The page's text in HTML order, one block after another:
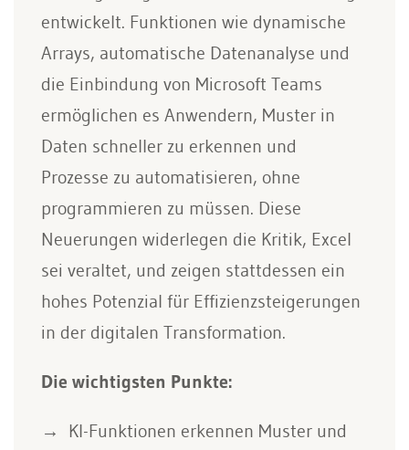
entwickelt. Funktionen wie dynamische
Arrays, automatische Datenanalyse und
die Einbindung von Microsoft Teams
ermöglichen es Anwendern, Muster in
Daten schneller zu erkennen und
Prozesse zu automatisieren, ohne
programmieren zu müssen. Diese
Neuerungen widerlegen die Kritik, Excel
sei veraltet, und zeigen stattdessen ein
hohes Potenzial für Effizienzsteigerungen
in der digitalen Transformation.
Die wichtigsten Punkte:
KI-Funktionen erkennen Muster und